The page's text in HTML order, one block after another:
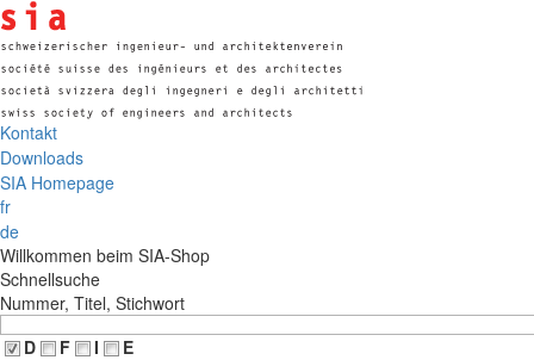
Kontakt
Downloads
SIA Homepage
fr
de
Willkommen beim SIA-Shop
Schnellsuche
Nummer, Titel, Stichwort
D
F I
E